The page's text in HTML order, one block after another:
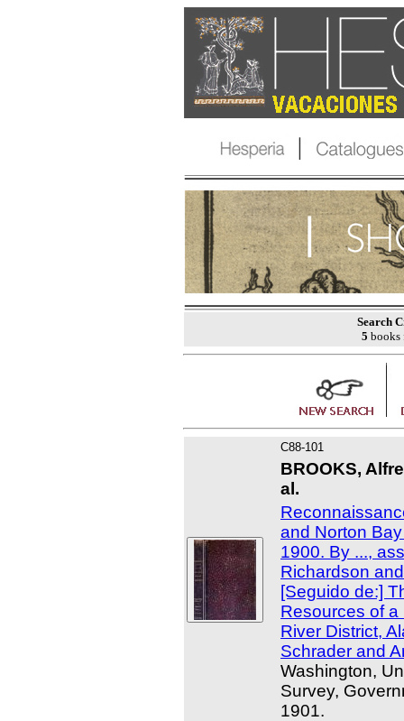
Search
5
C88-101
BROOKS,
al.
and Norton
1900. By ...,
Richardson
[Seguido de:]
Resources of a
River District,
Schrader and
Washington,
Survey,
1901.